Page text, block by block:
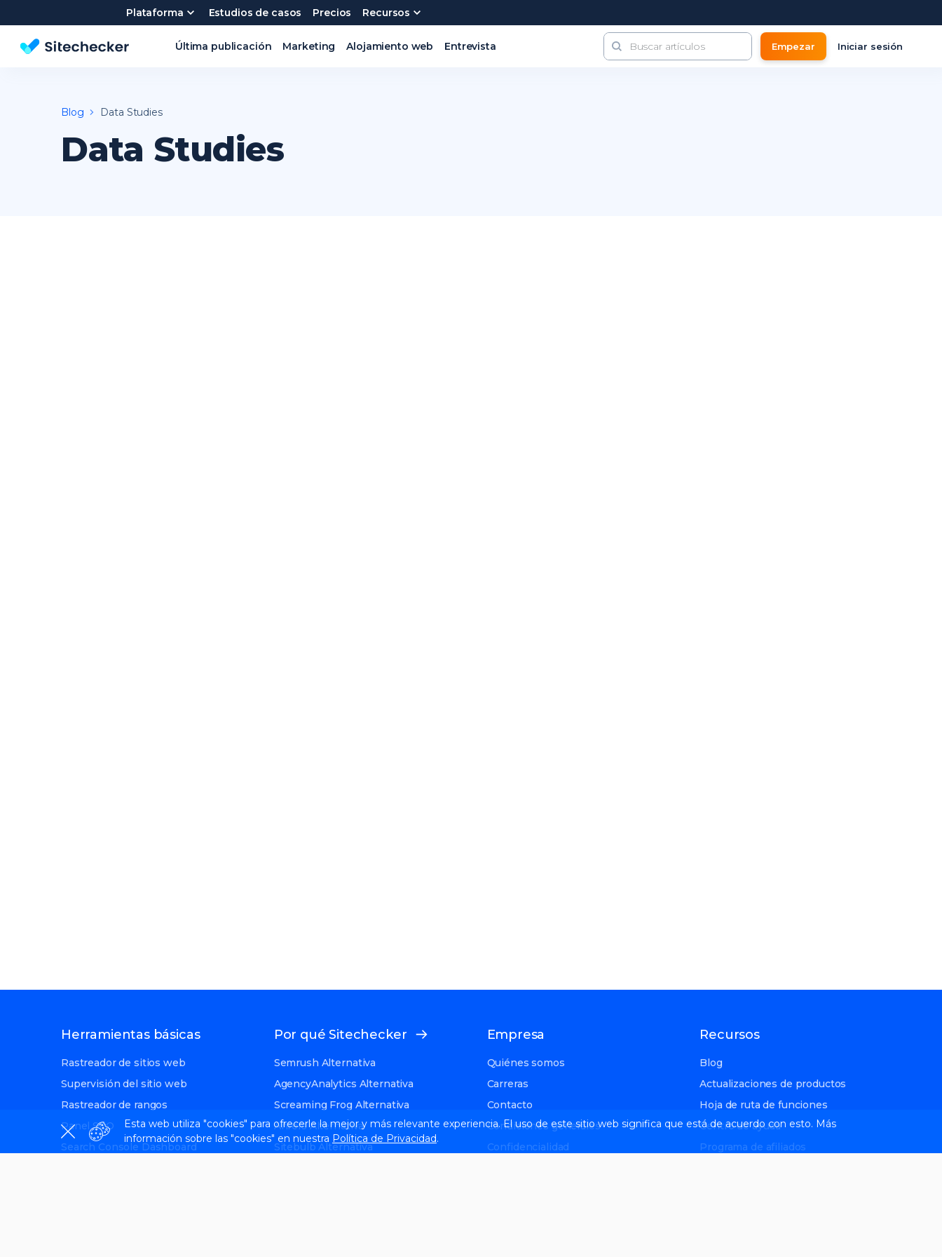
Herramienta de Análisis Web y SEO Analyzer
Plataforma Estudios de casos Precios Recursos
Última publicación Marketing Alojamiento web Entrevista Empezar Iniciar sesión
Blog Data Studies
Data Studies
Herramientas básicas
Rastreador de sitios web
Supervisión del sitio web
Rastreador de rangos
Panel SEO
Search Console Dashboard
Por qué Sitechecker
Semrush Alternativa
AgencyAnalytics Alternativa
Screaming Frog Alternativa
Ahrefs Alternativa
Sitebulb Alternativa
Empresa
Quiénes somos
Carreras
Contacto
Condiciones generales
Confidencialidad
Recursos
Blog
Actualizaciones de productos
Hoja de ruta de funciones
Centro de ayuda
Programa de afiliados
Esta web utiliza "cookies" para ofrecerle la mejor y más relevante experiencia. El uso de este sitio web significa que está de acuerdo con esto. Más
información sobre las "cookies" en nuestra Política de Privacidad.